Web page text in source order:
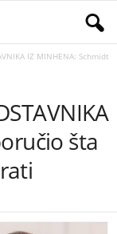
IZ MINHENA: Schmidt
šta